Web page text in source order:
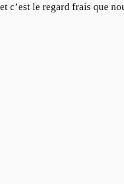
le regard frais que